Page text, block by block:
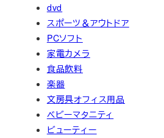
dvd
スポーツ＆アウトドア
PCソフト
家電カメラ
食品飲料
楽器
文房具オフィス用品
ベビーマタニティ
ビューティー